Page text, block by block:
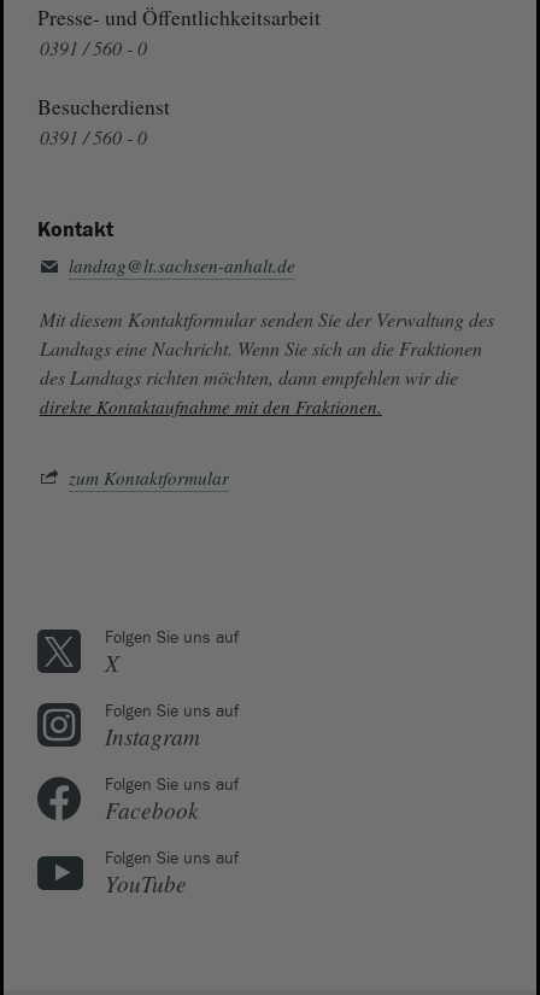
Presse- und Öffentlichkeitsarbeit
0391 / 560 - 0
Besucherdienst
0391 / 560 - 0
Kontakt
landtag@lt.sachsen-anhalt.de
Mit diesem Kontaktformular senden Sie der Verwaltung des
Landtags eine Nachricht. Wenn Sie sich an die Fraktionen
des Landtags richten möchten, dann empfehlen wir die
direkte Kontaktaufnahme mit den Fraktionen.
zum Kontaktformular
Folgen Sie uns auf
X
Folgen Sie uns auf
Instagram
Folgen Sie uns auf
Facebook
Folgen Sie uns auf
YouTube